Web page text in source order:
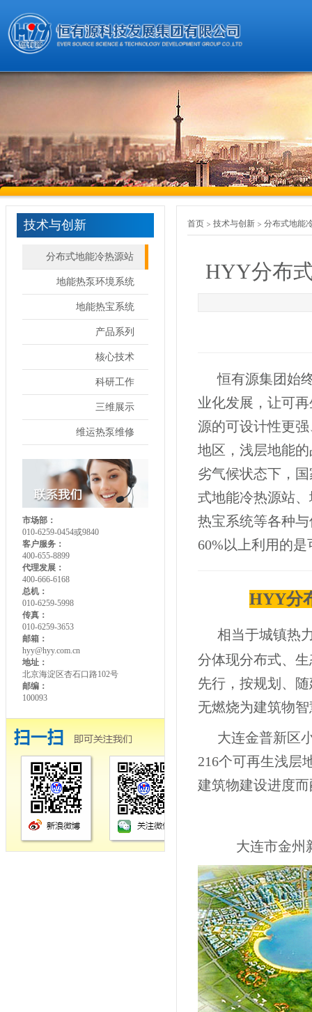
技术与创新
分布式地能冷热源站
地能热泵环境系统
地能热宝系统
产品系列
核心技术
科研工作
三维展示
维运热泵维修
市场部：
010-6259-0454或9840
客户服务：
400-655-8899
代理发展：
400-666-6168
总机：
010-6259-5998
传真：
010-6259-3653
邮箱：
hyy@hyy.com.cn
地址：
北京海淀区杏石口路102号
邮编：
100093
首页 技术与创新 分布式地能
HYY分布
恒有源集团始
业化发展，让可
源的可设计性更
地区，浅层地能
劣气候状态下，
式地能冷热源站
热宝系统等各种
60%以上利用的
HYY分
相当于城镇热
分体现分布式、
先行，按规划、
无燃烧为建筑物
大连金普新区
216个可再生浅层
建筑物建设进度
大连市金州